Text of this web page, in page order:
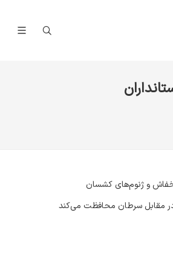
و ژنوم‌های کشسان
در مقابل سرطان محافظت می‌کند